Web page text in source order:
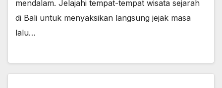
mendalam. Jelajahi tempat-tempat wisata sejarah
di Bali untuk menyaksikan langsung jejak masa
lalu…